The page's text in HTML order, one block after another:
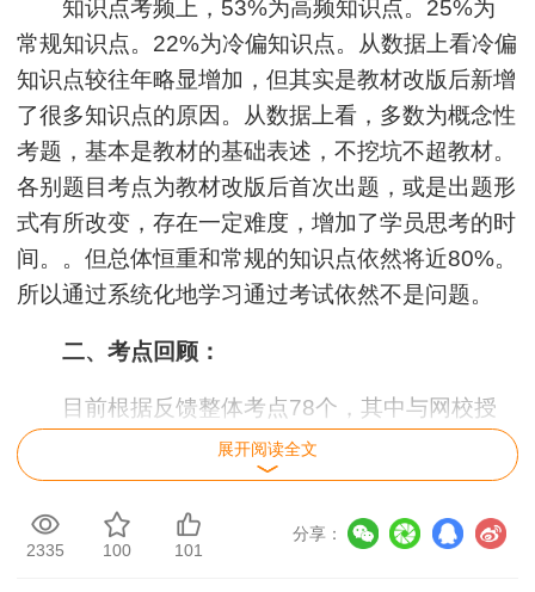
知识点考频上，53%为高频知识点。25%为
常规知识点。22%为冷偏知识点。从数据上看冷偏
知识点较往年略显增加，但其实是教材改版后新增
了很多知识点的原因。从数据上看，多数为概念性
考题，基本是教材的基础表述，不挖坑不超教材。
各别题目考点为教材改版后首次出题，或是出题形
式有所改变，存在一定难度，增加了学员思考的时
间。。但总体恒重和常规的知识点依然将近80%。
所以通过系统化地学习通过考试依然不是问题。
二、考点回顾：
目前根据反馈整体考点78个，其中与网校授
课契合考点率达80%以上。
展开阅读全文
2335 100 101
分享：